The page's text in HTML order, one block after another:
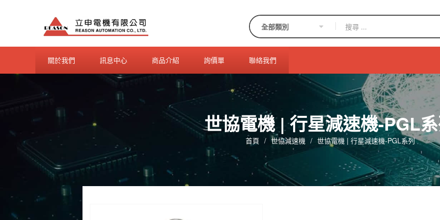
關於我們 訊息中心 商品介紹 詢價單 聯絡我們
世協電機 | 行星減速機-PGL
首頁 / 世協減速機 / 世協電機 | 行星減速機-PGL系列